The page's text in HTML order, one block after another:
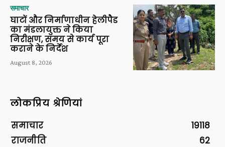
समाचार
घाटों और निर्माणाधीन हेलीपैड
का मंडलायुक्त ने किया
निरीक्षण, समय से कार्य पूरा
कराने के निर्देश
August 8, 2026
लोकप्रिय श्रेणियां
समाचार
19118
राजनीति
62